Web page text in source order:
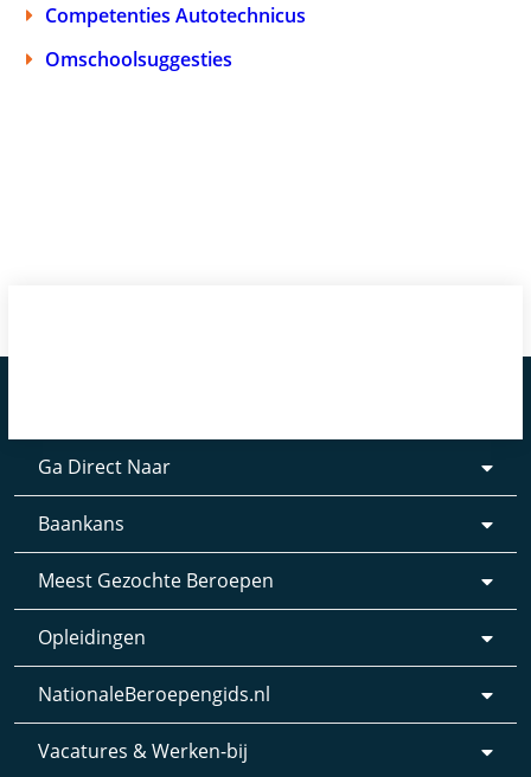
Competenties Autotechnicus
Omschoolsuggesties
Ga Direct Naar
Baankans
Meest Gezochte Beroepen
Opleidingen
NationaleBeroepengids.nl
Vacatures & Werken-bij